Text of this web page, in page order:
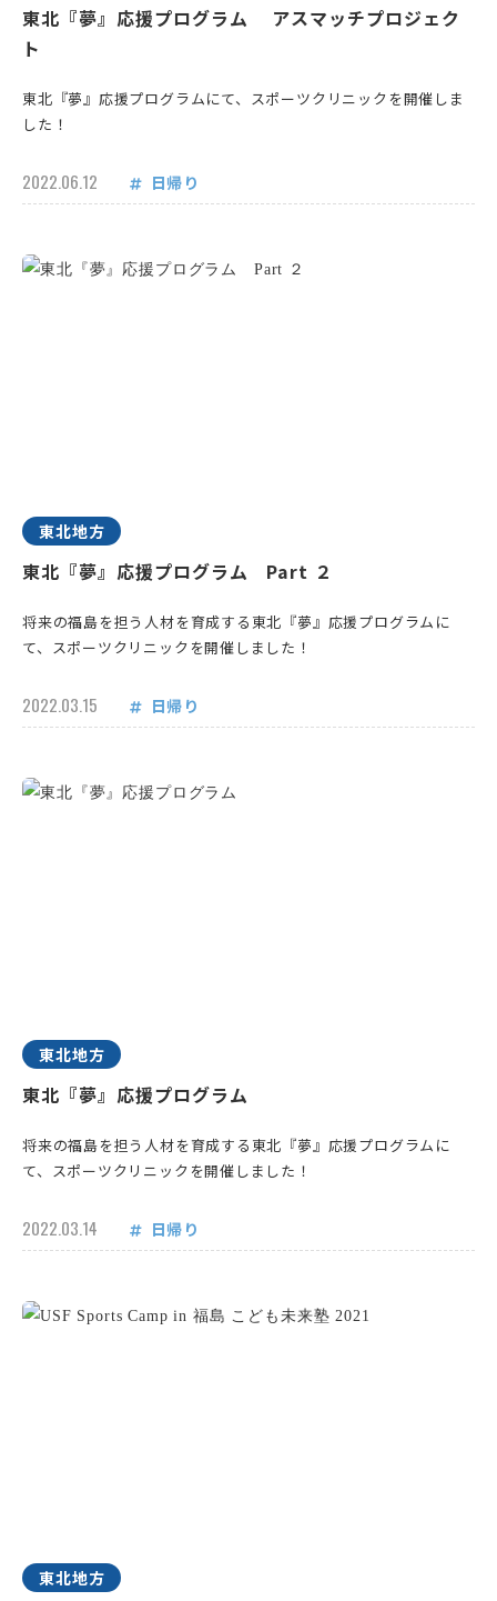
東北『夢』応援プログラム アスマッチプロジェク
ト
東北『夢』応援プログラムにて、スポーツクリニックを開催しま
した！
2022.06.12 日帰り
東北地方
東北『夢』応援プログラム Part ２
将来の福島を担う人材を育成する東北『夢』応援プログラムに
て、スポーツクリニックを開催しました！
2022.03.15 日帰り
東北地方
東北『夢』応援プログラム
将来の福島を担う人材を育成する東北『夢』応援プログラムに
て、スポーツクリニックを開催しました！
2022.03.14 日帰り
東北地方